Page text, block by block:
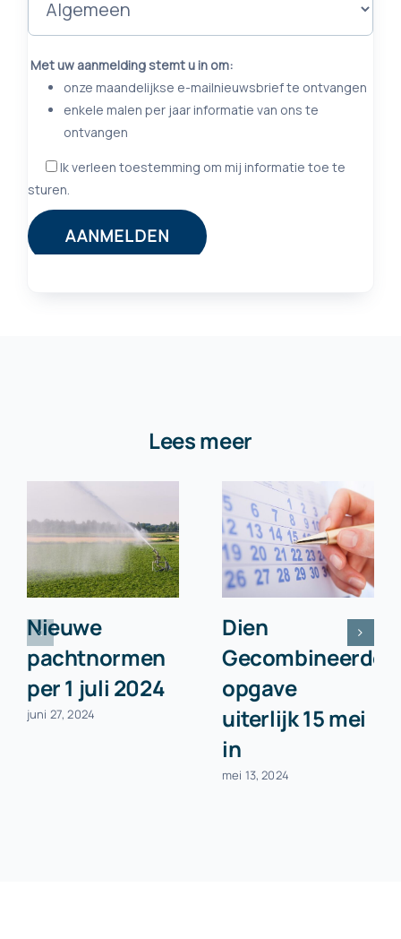
Lees meer
Nieuwe
pachtnormen
per 1 juli 2024
juni 27, 2024
Dien
Gecombineerde
opgave
uiterlijk 15 mei
in
mei 13, 2024